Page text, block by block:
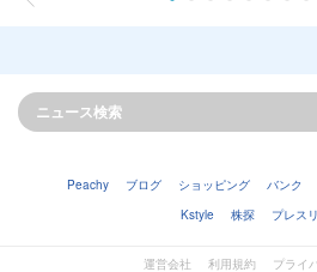
Peachy ブログ ショッピング バンク
Kstyle
株探 プレス
運営会社 利用規約 プライ